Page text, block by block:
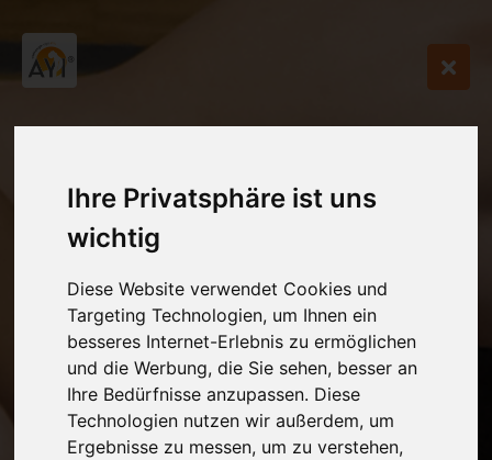
Ihre Privatsphäre ist uns
wichtig
Diese Website verwendet Cookies und
Targeting Technologien, um Ihnen ein
besseres Internet-Erlebnis zu ermöglichen
und die Werbung, die Sie sehen, besser an
Ihre Bedürfnisse anzupassen. Diese
Technologien nutzen wir außerdem, um
Ergebnisse zu messen, um zu verstehen,